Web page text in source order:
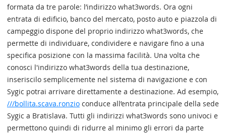
formata da tre parole: l’indirizzo what3words. Ora ogni
entrata di edificio, banco del mercato, posto auto e piazzola di
campeggio dispone del proprio indirizzo what3words, che
permette di individuare, condividere e navigare fino a una
specifica posizione con la massima facilità. Una volta che
conosci l'indirizzo what3words della tua destinazione,
inseriscilo semplicemente nel sistema di navigazione e con
Sygic potrai arrivare direttamente a destinazione. Ad esempio,
///bollita.scava.ronzio conduce all’entrata principale della sede
Sygic a Bratislava. Tutti gli indirizzi what3words sono univoci e
permettono quindi di ridurre al minimo gli errori da parte